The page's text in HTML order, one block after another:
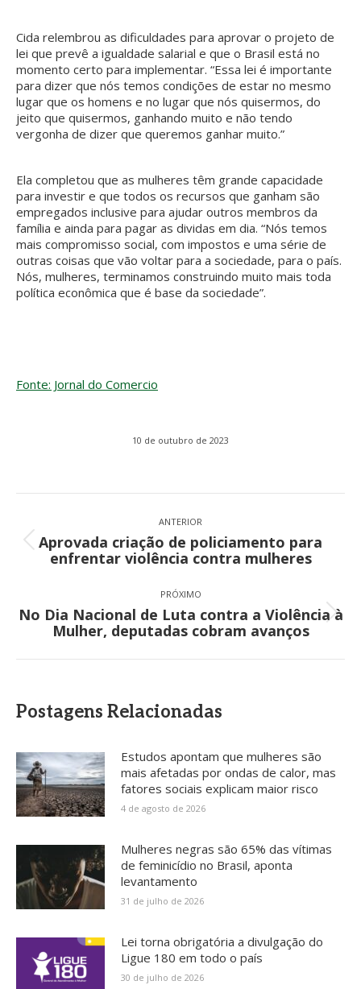
Cida relembrou as dificuldades para aprovar o projeto de
lei que prevê a igualdade salarial e que o Brasil está no
momento certo para implementar. “Essa lei é importante
para dizer que nós temos condições de estar no mesmo
lugar que os homens e no lugar que nós quisermos, do
jeito que quisermos, ganhando muito e não tendo
vergonha de dizer que queremos ganhar muito.”
Ela completou que as mulheres têm grande capacidade
para investir e que todos os recursos que ganham são
empregados inclusive para ajudar outros membros da
família e ainda para pagar as dividas em dia. “Nós temos
mais compromisso social, com impostos e uma série de
outras coisas que vão voltar para a sociedade, para o país.
Nós, mulheres, terminamos construindo muito mais toda
política econômica que é base da sociedade”.
Fonte: Jornal do Comercio
10 de outubro de 2023
de
post:
ANTERIOR
Post
anterior:
Aprovada criação de policiamento para
enfrentar violência contra mulheres
PRÓXIMO
Próximo
post:
No Dia Nacional de Luta contra a Violência à
Mulher, deputadas cobram avanços
Postagens Relacionadas
Estudos apontam que mulheres são
mais afetadas por ondas de calor, mas
fatores sociais explicam maior risco
4 de agosto de 2026
Mulheres negras são 65% das vítimas
de feminicídio no Brasil, aponta
levantamento
31 de julho de 2026
Lei torna obrigatória a divulgação do
Ligue 180 em todo o país
30 de julho de 2026